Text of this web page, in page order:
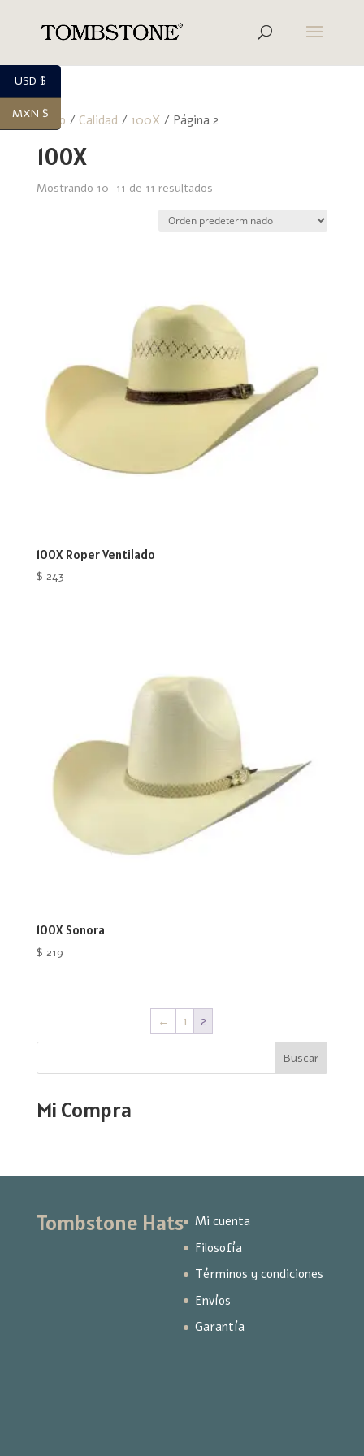
Inicio / Calidad / 100X / Página 2
100X
Mostrando 10–11 de 11 resultados
100X Roper Ventilado
$ 243
100X Sonora
$ 219
← 1 2
Buscar
Mi Compra
Tombstone Hats
Mi cuenta
Filosofía
Términos y condiciones
Envíos
Garantía
USD $
MXN $